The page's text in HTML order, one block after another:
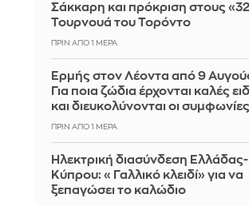
Σάκκαρη και πρόκριση στους
Τουρνουά του Τορόντο
ΠΡΙΝ ΑΠΌ 1 ΜΈΡΑ
Ερμής στον Λέοντα από 9
Για ποια ζώδια έρχονται καλές
και διευκολύνονται οι
ΠΡΙΝ ΑΠΌ 1 ΜΈΡΑ
Ηλεκτρική διασύνδεση Ελλάδας-
Κύπρου: «Γαλλικό κλειδί» για να
ξεπαγώσει το καλώδιο